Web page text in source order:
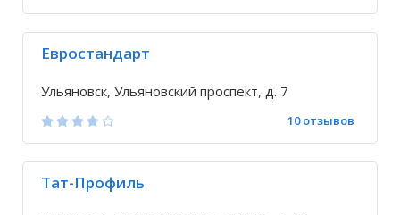
Евростандарт
Ульяновск, Ульяновский проспект, д. 7
10 отзывов
Тат-Профиль